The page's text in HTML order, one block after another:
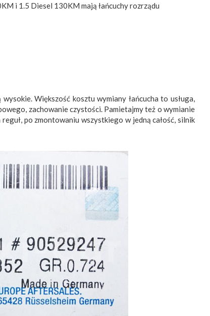
i 1.5 Diesel 130KM mają łańcuchy rozrządu
Większość kosztu wymiany łańcucha to usługa,
zachowanie czystości. Pamietajmy też o wymianie
po zmontowaniu wszystkiego w jedną całość, silnik